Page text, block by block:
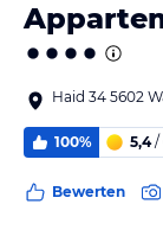
Haid 34 5602
100% 5,4/
Bewerten